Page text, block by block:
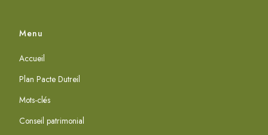
Menu
Accueil
Plan Pacte Dutreil
Mots-clés
Conseil patrimonial